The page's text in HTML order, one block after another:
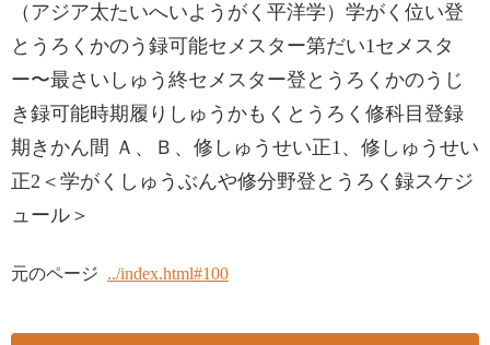
（アジア太たいへいようがく平洋学）学がく位い登
とうろくかのう録可能セメスター第だい1セメスタ
ー〜最さいしゅう終セメスター登とうろくかのうじ
き録可能時期履りしゅうかもくとうろく修科目登録
期きかん間 Ａ、Ｂ、修しゅうせい正1、修しゅうせい
正2＜学がくしゅうぶんや修分野登とうろく録スケジ
ュール＞
元のページ ../index.html#100